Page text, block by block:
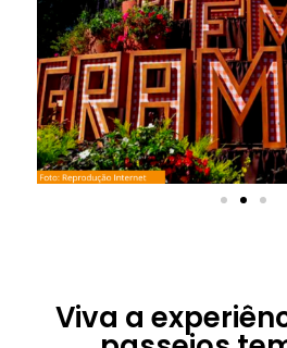
Viva a